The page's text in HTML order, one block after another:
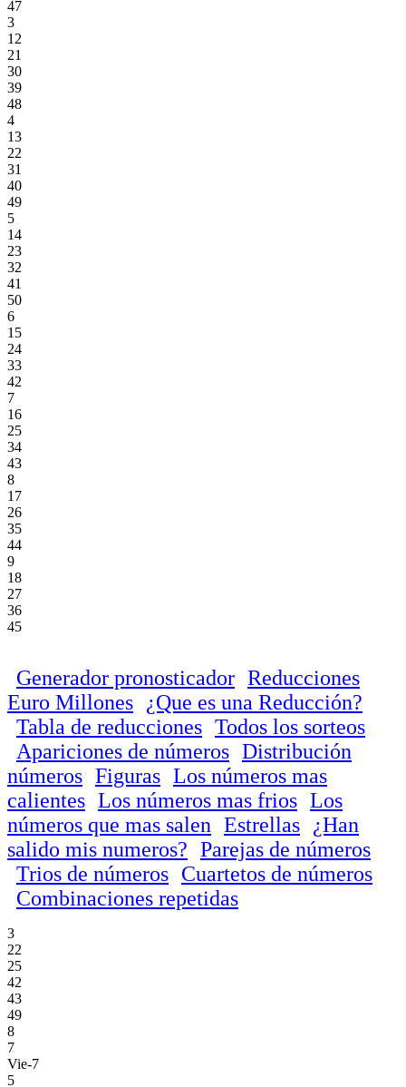
47
3
12
21
30
39
48
4
13
22
31
40
49
5
14
23
32
41
50
6
15
24
33
42
7
16
25
34
43
8
17
26
35
44
9
18
27
36
45
Generador pronosticador Reducciones
Euro Millones
¿Que es una Reducción?
Tabla de reducciones Todos los sorteos
Apariciones de números Distribución
números Figuras Los números mas
calientes Los números mas frios Los
números que mas salen Estrellas
¿Han
salido mis numeros? Parejas de números
Trios de números Cuartetos de números
Combinaciones repetidas
3
22
25
42
43
49
8
7
Vie-7
5